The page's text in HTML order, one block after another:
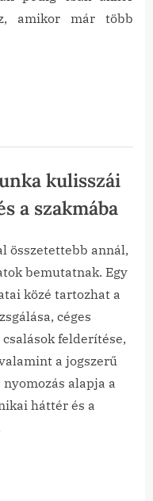
amikor már több
kulisszái
a szakmába
összetettebb annál,
bemutatnak. Egy
közé tartozhat a
céges
felderítése,
a jogszerű
alapja a
háttér és a